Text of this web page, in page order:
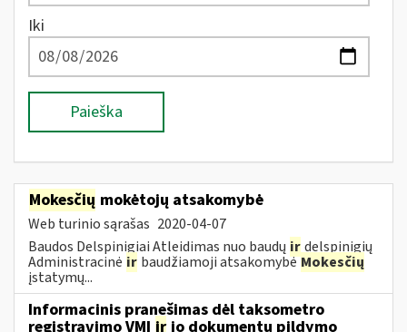
Iki
Paieška
Mokesčių mokėtojų atsakomybė
Web turinio sąrašas 2020-04-07
Baudos Delspinigiai Atleidimas nuo baudų irdelspinigių
Administracinė ir baudžiamoji atsakomybėMokesčių
įstatymų...
Informacinis pranešimas dėl taksometro
registravimo VMI irjo dokumentų pildymo